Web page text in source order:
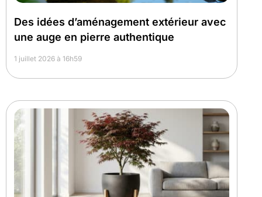
Des idées d’aménagement extérieur avec
une auge en pierre authentique
1 juillet 2026 à 16h59